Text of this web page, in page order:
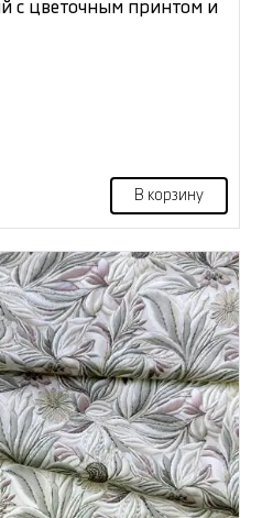
с цветочным принтом и
В корзину